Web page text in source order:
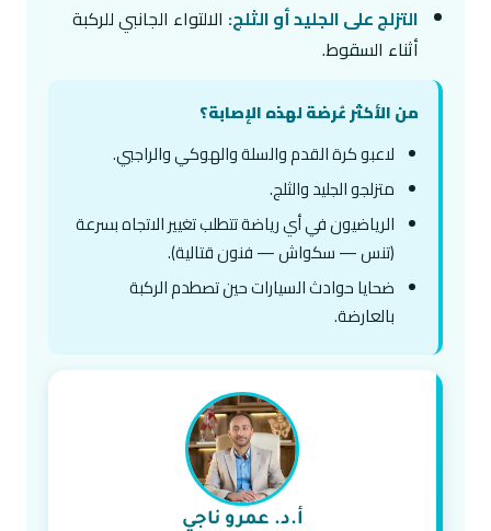
التزلج على الجليد أو الثلج: الالتواء الجانبي للركبة
أثناء السقوط.
من الأكثر عُرضة لهذه الإصابة؟
لاعبو كرة القدم والسلة والهوكي والراجبي.
متزلجو الجليد والثلج.
الرياضيون في أي رياضة تتطلب تغيير الاتجاه بسرعة
(تنس — سكواش — فنون قتالية).
ضحايا حوادث السيارات حين تصطدم الركبة
بالعارضة.
أ.د. عمرو ناجي